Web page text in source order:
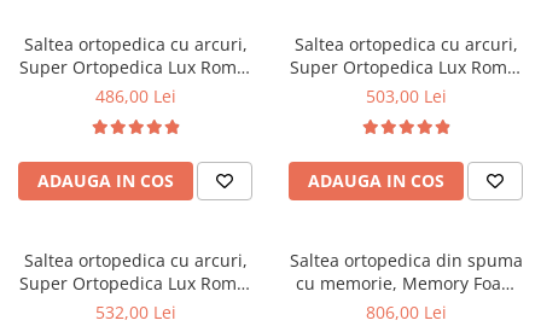
Saltea ortopedica cu arcuri,
Super Ortopedica Lux Roma,
70x190x23cm, fermitate tare,
vara-iarna, sistem aerisire
perimetral, Saltex
486,00 Lei
ADAUGA IN COS
Saltea ortopedica cu arcuri,
Super Ortopedica Lux Roma,
70x200x23cm, fermitate tare,
vara-iarna, sistem aerisire
perimetral, Saltex
503,00 Lei
ADAUGA IN COS
Saltea ortopedica cu arcuri,
Super Ortopedica Lux Roma,
80x190x23cm, fermitate tare,
532,00 Lei
Saltea ortopedica din spuma
cu memorie, Memory Foam
Paris, 80x190x23cm, fermitate
806,00 Lei